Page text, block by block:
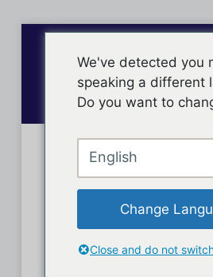
Inicio de
We've detected you
speaking a different
Do you want to
English
Change
Close and do not